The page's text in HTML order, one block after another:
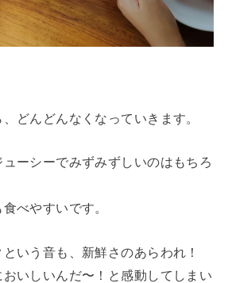
どんどんなくなっていきます。
ーシーでみずみずしいのはもちろ
べやすいです。
いう音も、新鮮さのあらわれ！
いしいんだ〜！と感動してしまい